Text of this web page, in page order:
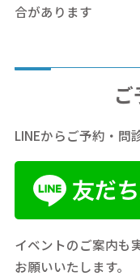
合があります
LINEからご予約・問
イベントのご案内も
お願いいたします。